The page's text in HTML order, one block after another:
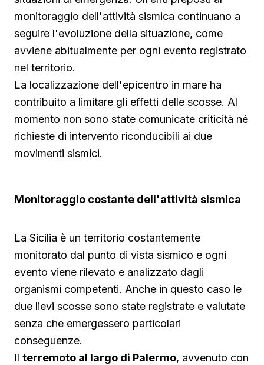
monitoraggio dell'attività sismica continuano a
seguire l'evoluzione della situazione, come
avviene abitualmente per ogni evento registrato
nel territorio.
La localizzazione dell'epicentro in mare ha
contribuito a limitare gli effetti delle scosse. Al
momento non sono state comunicate criticità né
richieste di intervento riconducibili ai due
movimenti sismici.
Monitoraggio costante dell'attività sismica
La Sicilia è un territorio costantemente
monitorato dal punto di vista sismico e ogni
evento viene rilevato e analizzato dagli
organismi competenti. Anche in questo caso le
due lievi scosse sono state registrate e valutate
senza che emergessero particolari
conseguenze.
Il terremoto al largo di Palermo, avvenuto con